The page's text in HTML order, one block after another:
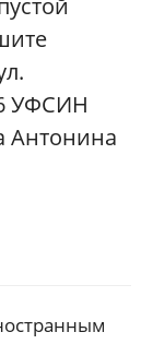
УФСИН
Антонина